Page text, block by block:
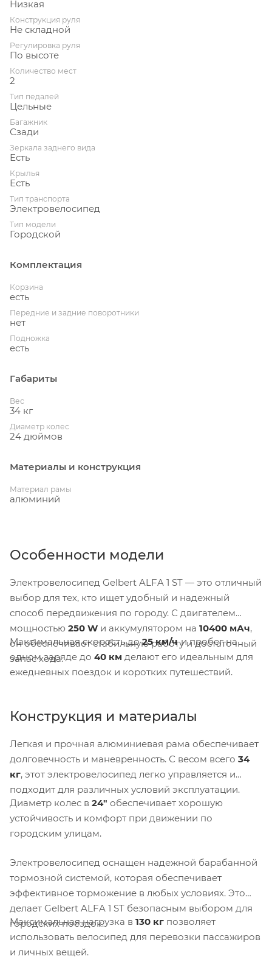
Низкая
Конструкция руля
Не складной
Регулировка руля
По высоте
Количество мест
2
Тип педалей
Цельные
Багажник
Сзади
Зеркала заднего вида
Есть
Крылья
Есть
Тип транспорта
Электровелосипед
Тип модели
Городской
Комплектация
Корзина
есть
Передние и задние поворотники
нет
Подножка
есть
Габариты
Вес
34 кг
Диаметр колес
24 дюймов
Материалы и конструкция
Материал рамы
алюминий
Особенности модели
Электровелосипед Gelbert ALFA 1 ST — это отличный
выбор для тех, кто ищет удобный и надежный
способ передвижения по городу. С двигателем
мощностью 250 W и аккумулятором на 10400 мАч,
он обеспечивает стабильную работу и достаточный
запас хода.
Максимальная скорость до25 км/чи пробег на
одном заряде до 40 км делают его идеальным для
ежедневных поездок и коротких путешествий.
Конструкция и материалы
Легкая и прочная алюминиевая рама обеспечивает
долговечность и маневренность. С весом всего 34
кг, этот электровелосипед легко управляется и
подходит для различных условий эксплуатации.
Диаметр колес в 24" обеспечивает хорошую
устойчивость и комфорт при движении по
городским улицам.
Электровелосипед оснащен надежной барабанной
тормозной системой, которая обеспечивает
эффективное торможение в любых условиях. Это
делает Gelbert ALFA 1 ST безопасным выбором для
городских поездок.
Максимальная нагрузка в 130 кг позволяет
использовать велосипед для перевозки пассажиров
и личных вещей.